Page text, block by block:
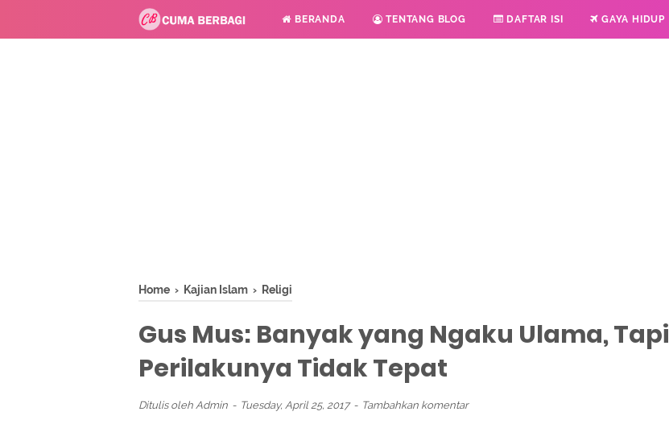
BERANDA TENTANG BLOG DAFTAR ISI GAYA HIDUP
Home › Kajian Islam › Religi
Gus Mus: Banyak yang Ngaku Ulama, Tapi
Perilakunya Tidak Tepat
Ditulis oleh Admin Tuesday, April 25, 2017 Tambahkan komentar